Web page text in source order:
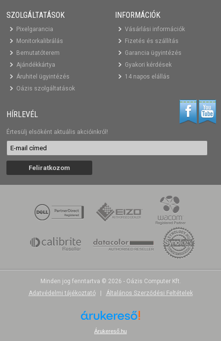
SZOLGÁLTATÁSOK
Pixelgarancia
Monitorkalibrálás
Bemutatóterem
Ajándékkártya
Áruhitel ügyintézés
Oázis szolgáltatások
INFORMÁCIÓK
Vásárlási információk
Fizetés és szállítás
Garancia ügyintézés
Gyakori kérdések
14 napos elállás
HÍRLEVÉL
Értesülj elsőként aktuális akcióinkról!
Minden jog fenntartva © 2026 - Oázis Computer Kft.
Adatvédelmi tájékoztató
Általános Szerződési Feltételek
Árukereső.hu